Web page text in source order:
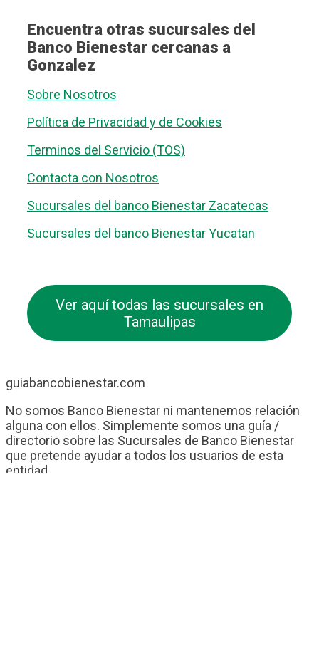
Encuentra otras sucursales del
Banco Bienestar cercanas a
Gonzalez
Sobre Nosotros
Política de Privacidad y de Cookies
Terminos del Servicio (TOS)
Contacta con Nosotros
Sucursales del banco Bienestar Zacatecas
Sucursales del banco Bienestar Yucatan
Ver aquí todas las sucursales en
Tamaulipas
guiabancobienestar.com
No somos Banco Bienestar ni mantenemos relación
alguna con ellos. Simplemente somos una guía /
directorio sobre las Sucursales de Banco Bienestar
que pretende ayudar a todos los usuarios de esta
entidad.